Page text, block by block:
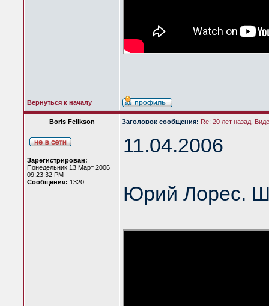
Вернуться к началу
Boris Felikson Заголовок сообщения: Re: 20 лет назад.
Зарегистрирован:
Понедельник 13 Март 2006
09:23:32 PM
Сообщения: 1320
11.04.2006
Юрий Лорес.